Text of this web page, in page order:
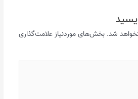
شد. بخش‌های موردنیاز علامت‌گذاری